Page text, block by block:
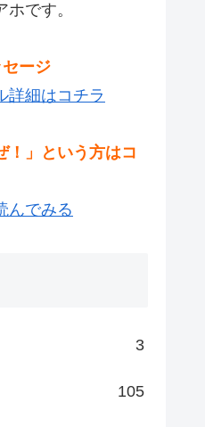
です。
ージ
詳細はコチラ
！」という方はコ
んでみる
3
105